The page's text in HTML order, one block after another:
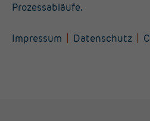
Prozessabläufe.
Impressum Datenschutz